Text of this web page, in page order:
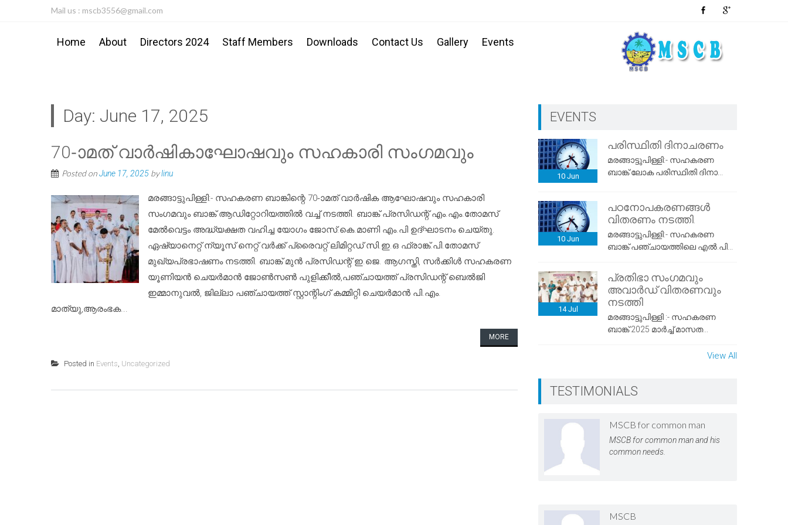
Mail us : mscb3556@gmail.com
Home About Directors 2024 Staff Members Downloads Contact Us Gallery Events
Day: June 17, 2025
70-ാമത് വാർഷികാഘോഷവും സഹകാരി സംഗമവും
Posted onJune 17, 2025 bylinu
മരങ്ങാട്ടുപിള്ളി:- സഹകരണ ബാങ്കിന്റെ 70-ാമത് വാർഷിക ആഘോഷവും സഹകാരി
സംഗമവും ബാങ്ക് ആഡിറ്റോറിയത്തിൽ വച്ച് നടത്തി. ബാങ്ക് പ്രസിഡന്റ് എം.എം.തോമസ്
മേൽവെട്ടം അദ്ധ്യക്ഷത വഹിച്ച യോഗം ജോസ്.കെ.മാണി എം.പി ഉദ്ഘാടനം ചെയ്തു.
ഏഷ്യാനെറ്റ് ന്യൂസ് നെറ്റ് വർക്ക് പ്രൈവറ്റ് ലിമിറ്റഡ് സി.ഇ.ഒ ഫ്രാങ്ക്.പി.തോമസ്
മുഖ്യപ്രഭാഷണം നടത്തി. ബാങ്ക് മുൻ പ്രസിഡന്റ് ഇ.ജെ. ആഗസ്തി, സർക്കിൾ സഹകരണ
യൂണിയൻ ചെയർമാൻ ജോൺസൺ പുളിക്കീൽ,പഞ്ചായത്ത് പ്രസിഡന്റ് ബെൽജി
ഇമ്മാനുവൽ, ജില്ലാ പഞ്ചായത്ത് സ്റ്റാന്റിംഗ് കമ്മിറ്റി ചെയർമാൻ പി.എം.
മാത്യു,ആരംഭക...
MORE
Posted in Events, Uncategorized
EVENTS
10 Jun
പരിസ്ഥിതി ദിനാചരണം
മരങ്ങാട്ടുപിള്ളി:- സഹകരണ
ബാങ്ക് ലോക പരിസ്ഥിതി ദിനാ...
10 Jun
പഠനോപകരണങ്ങൾ
വിതരണം നടത്തി.
മരങ്ങാട്ടുപിള്ളി:- സഹകരണ
ബാങ്ക് പഞ്ചായത്തിലെ എൽ.പി...
14 Jul
പ്രതിഭാ സംഗമവും
അവാർഡ് വിതരണവും
നടത്തി
മരങ്ങാട്ടുപിള്ളി :- സഹകരണ
ബാങ്ക് 2025 മാർച്ച് മാസത...
View All
TESTIMONIALS
MSCB for common man
MSCB for common man and his
common needs.
MSCB